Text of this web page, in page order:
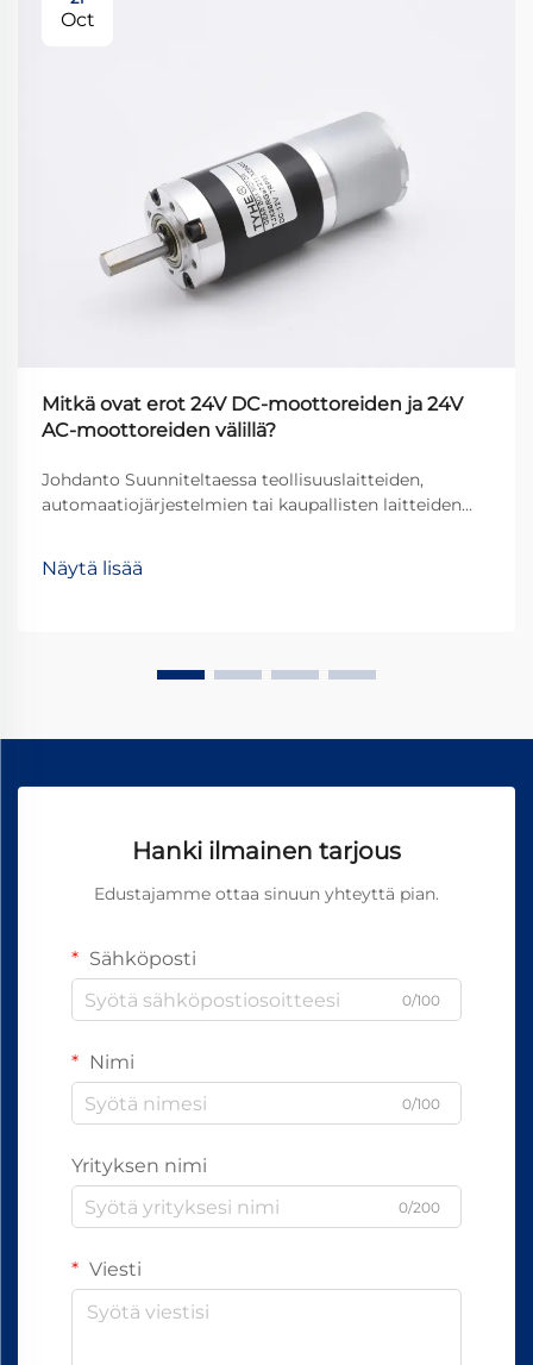
Oct
Mitkä ovat erot 24V DC-moottoreiden ja 24V
AC-moottoreiden välillä?
Johdanto Suunniteltaessa teollisuuslaitteiden,
automaatiojärjestelmien tai kaupallisten laitteiden
vai 24 V:n AC-moottorit? Vaikka molemmat toimivat
Näytä lisää
Hanki ilmainen tarjous
Edustajamme ottaa sinuun yhteyttä pian.
Sähköposti
0/100
Nimi
0/100
Yrityksen nimi
0/200
Viesti